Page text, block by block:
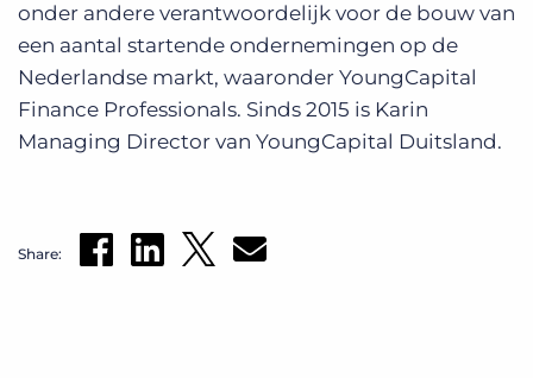
onder andere verantwoordelijk voor de bouw van
een aantal startende ondernemingen op de
Nederlandse markt, waaronder YoungCapital
Finance Professionals. Sinds 2015 is Karin
Managing Director van YoungCapital Duitsland.
Share: